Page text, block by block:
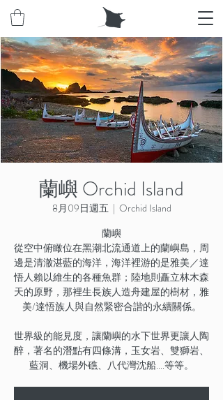
蘭嶼 Orchid Island
8月09日週五
  |
Orchid Island
蘭嶼
從空中俯瞰位在黑潮北流通道上的蘭嶼島，周
邊是清澈湛藍的海洋，海洋裡游的是雅美／達
悟人賴以維生的各種魚群；陸地則矗立林木森
天的原野，那裡生長族人造舟建屋的樹材，雅
美/達悟族人與自然緊密合諧的永續關係。
世界級的能見度，讓蘭嶼的水下世界更讓人陶
醉，著名的潛點有四條溝，玉女岩、雙獅岩、
藍洞、機場外礁、八代灣沈船....等等。